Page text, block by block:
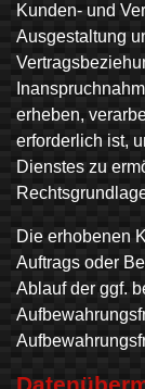
Kunden- und
Ausgestaltung
erheben,
erforderlich ist,
Dienstes zu
Die erhobenen
Auftrags oder
Ablauf der ggf.